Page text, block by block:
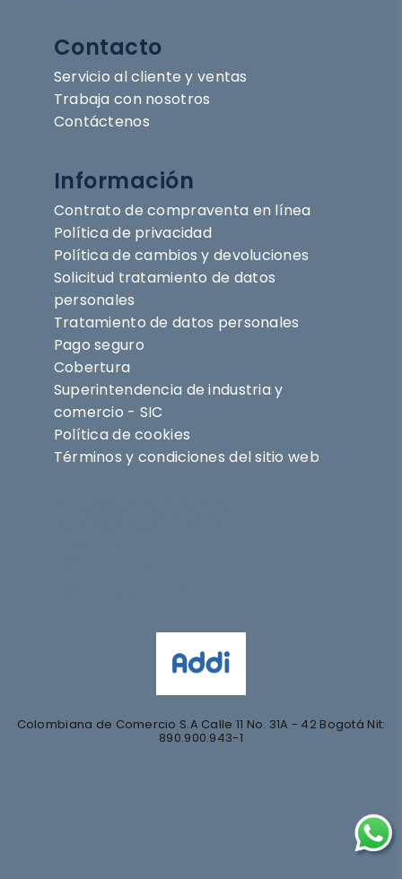
Contacto
Servicio al cliente y ventas
Trabaja con nosotros
Contáctenos
Información
Contrato de compraventa en línea
Política de privacidad
Política de cambios y devoluciones
Solicitud tratamiento de datos
personales
Tratamiento de datos personales
Pago seguro
Cobertura
Superintendencia de industria y
comercio - SIC
Política de cookies
Términos y condiciones del sitio web
Colombiana de Comercio S.A Calle 11 No. 31A - 42 Bogotá Nit:
890.900.943-1